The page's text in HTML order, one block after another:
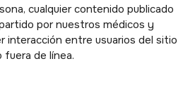
cualquier contenido publicado
por nuestros médicos y
interacción entre usuarios del sitio
fuera de línea.